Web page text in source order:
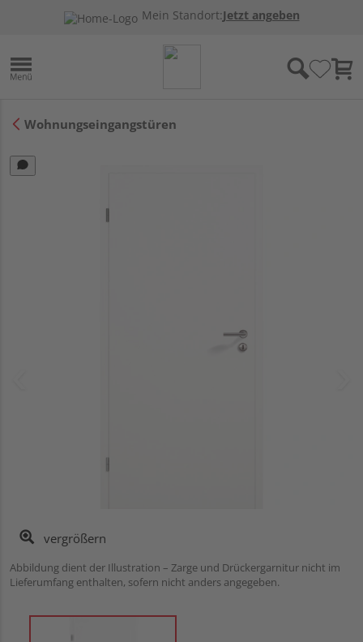
Mein Standort:Jetzt angeben
Wohnungseingangstüren
vergrößern
Abbildung dient der Illustration – Zarge und Drückergarnitur nicht im
Lieferumfang enthalten, sofern nicht anders angegeben.